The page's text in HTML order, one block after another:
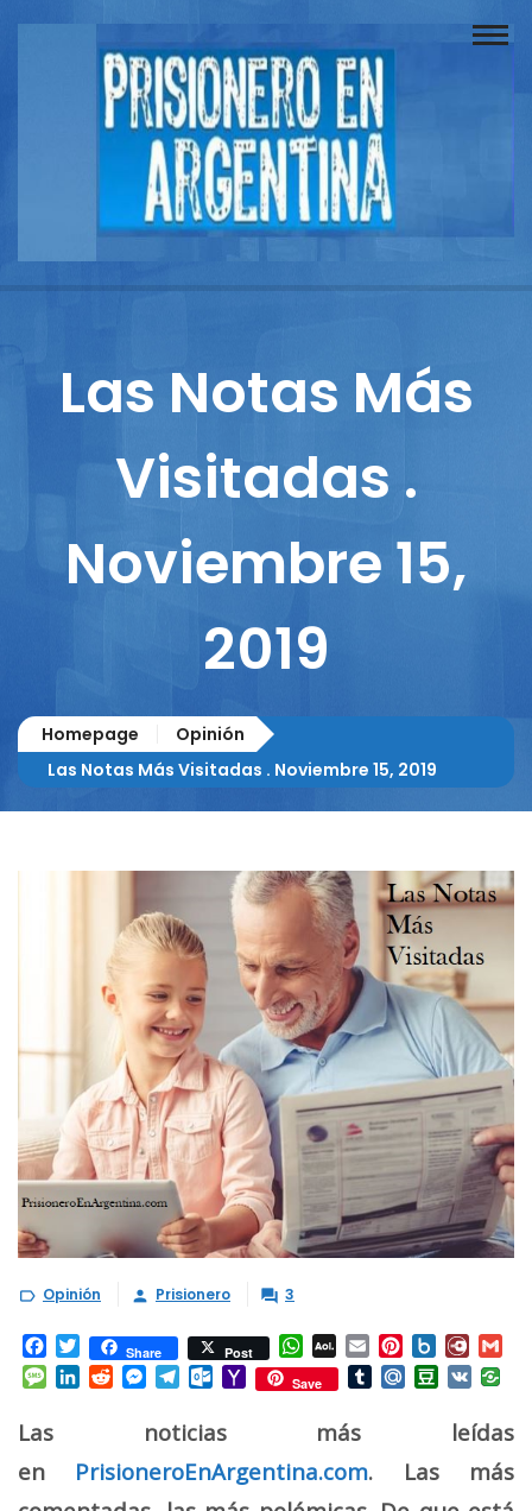
Buscador
Documentos
Reportajes
Columnistas
Las Notas Más
Visitadas .
Noviembre 15,
2019
Homepage
Opinión
Las Notas Más Visitadas . Noviembre 15, 2019
 Opinión  Prisionero  3
Facebook
TwitterShare Post WhatsApp
AOL
Mail
Email Pinterest
Box.net
Message
LinkedInRedditMessenger
TelegramOutlook.com
YahooSave TumblrMail.RuDouban
VK
Las noticias más leídas
en PrisioneroEnArgentina.com. Las más